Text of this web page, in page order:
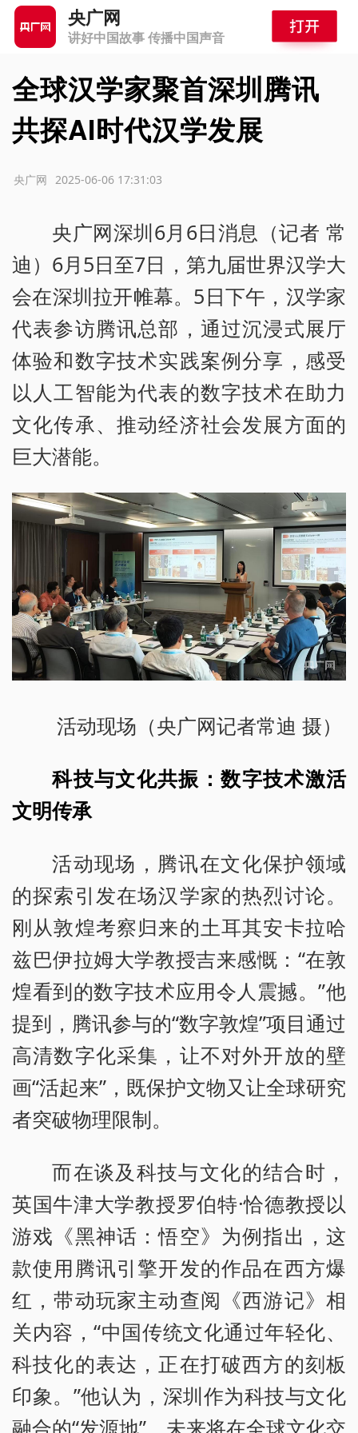
央广网
讲好中国故事 传播中国声音
全球汉学家聚首深圳腾讯
共探AI时代汉学发展
2025-06-06 17:31:03
央广网
央广网深圳6月6日消息（记者 常
迪）6月5日至7日，第九届世界汉学大
会在深圳拉开帷幕。5日下午，汉学家
代表参访腾讯总部，通过沉浸式展厅
体验和数字技术实践案例分享，感受
以人工智能为代表的数字技术在助力
文化传承、推动经济社会发展方面的
巨大潜能。
活动现场（央广网记者常迪 摄）
科技与文化共振：数字技术激活
文明传承
活动现场，腾讯在文化保护领域
的探索引发在场汉学家的热烈讨论。
刚从敦煌考察归来的土耳其安卡拉哈
兹巴伊拉姆大学教授吉来感慨：“在敦
煌看到的数字技术应用令人震撼。”他
提到，腾讯参与的“数字敦煌”项目通过
高清数字化采集，让不对外开放的壁
画“活起来”，既保护文物又让全球研究
者突破物理限制。
而在谈及科技与文化的结合时，
英国牛津大学教授罗伯特·恰德教授以
游戏《黑神话：悟空》为例指出，这
款使用腾讯引擎开发的作品在西方爆
红，带动玩家主动查阅《西游记》相
关内容，“中国传统文化通过年轻化、
科技化的表达，正在打破西方的刻板
印象。”他认为，深圳作为科技与文化
融合的“发源地”，未来将在全球文化交